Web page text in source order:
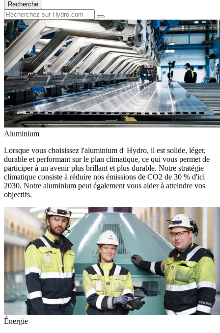
Recherche
Aluminium
Lorsque vous choisissez l'aluminium d' Hydro, il est solide, léger,
durable et performant sur le plan climatique, ce qui vous permet de
participer à un avenir plus brillant et plus durable. Notre stratégie
climatique consiste à réduire nos émissions de CO2 de 30 % d'ici
2030. Notre aluminium peut également vous aider à atteindre vos
objectifs.
Énergie